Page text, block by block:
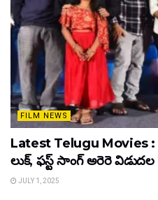
FILM NEWS
Latest Telugu Movies :
లుక్, ఫస్ట్ సాంగ్ అరెరె విడుదల
JULY 1, 2025